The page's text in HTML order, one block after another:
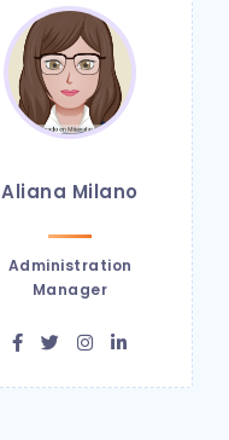
Aliana Milano
Administration
Manager